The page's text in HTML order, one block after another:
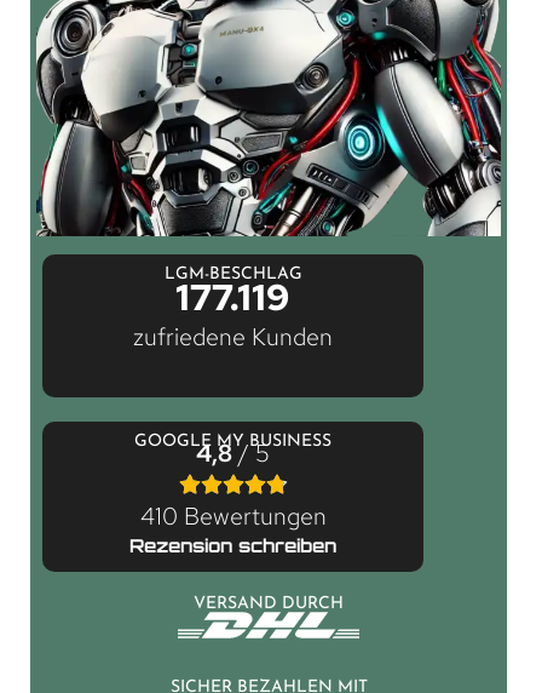
LGM-BESCHLAG
177.119
zufriedene Kunden
GOOGLE MY BUSINESS
4,8/ 5
410 Bewertungen
Rezension schreiben
VERSAND DURCH
SICHER BEZAHLEN MIT